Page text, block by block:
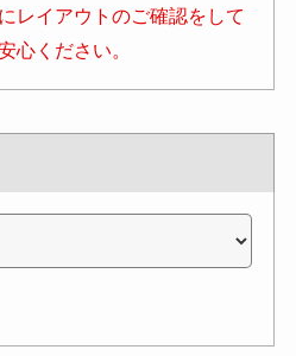
レイアウトのご確認をして
心ください。